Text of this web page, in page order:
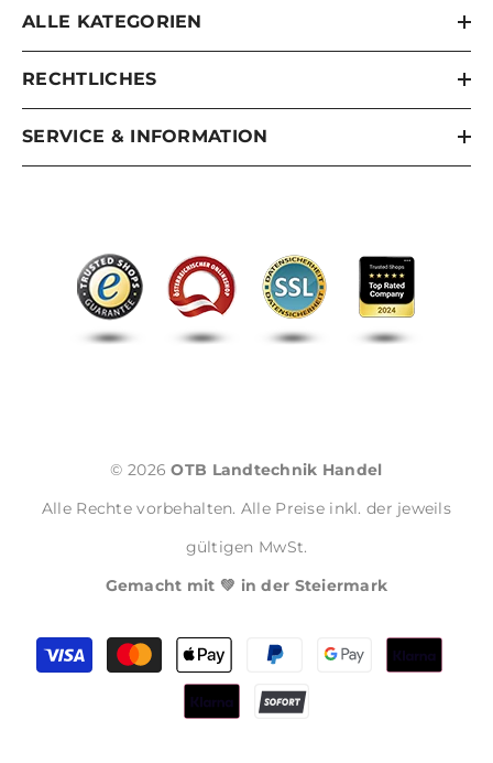
ALLE KATEGORIEN
RECHTLICHES
SERVICE & INFORMATION
© 2026OTB Landtechnik Handel
Alle Rechte vorbehalten. Alle Preise inkl. der jeweils
gültigen MwSt.
Gemacht mit 💚 in der Steiermark
Zahlungsmethoden